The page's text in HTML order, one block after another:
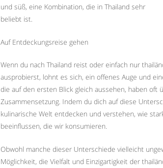
und süß, eine Kombination, die in Thailand sehr
beliebt ist.
Auf Entdeckungsreise gehen
Wenn du nach Thailand reist oder einfach nur
ausprobierst, lohnt es sich, ein offenes Auge und
die auf den ersten Blick gleich aussehen, haben oft
Zusammensetzung. Indem du dich auf diese
kulinarische Welt entdecken und verstehen, wie
beeinflussen, die wir konsumieren.
Obwohl manche dieser Unterschiede vielleicht
Möglichkeit, die Vielfalt und Einzigartigkeit der